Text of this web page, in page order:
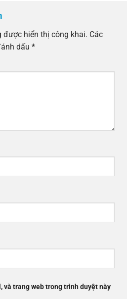
được hiển thị công khai. Các
dấu *
và trang web trong trình duyệt này